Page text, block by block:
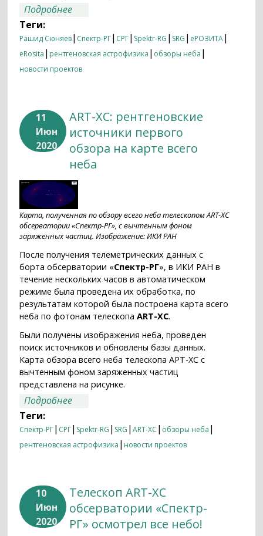
Подробнее
Теги:
Рашид Сюняев| Спектр-РГ| СРГ| Spektr-RG | SRG | еРОЗИТА|
eRosita | рентгеновская астрофизика | обзоры неба |
новости проектов
11
Июн
2020
ART-XC: рентгеновские
источники первого
обзора на карте всего
неба
Карта, полученная по обзору всего неба телескопом ART-XC
обсерватории «Спектр-РГ», с вычтенным фоном
заряженных частиц. Изображение: ИКИ РАН
После получения телеметрических данных с
борта обсерватории «Спектр-РГ», в ИКИ РАН в
течение нескольких часов в автоматическом
режиме была проведена их обработка, по
результатам которой была построена карта всего
неба по фотонам телескопаART-XC.
Были получены изображения неба, проведен
поиск источников и обновлены базы данных.
Карта обзора всего неба телескопа АРТ-XC с
вычтенным фоном заряженных частиц
представлена на рисунке.
Подробнее
Теги:
Спектр-РГ| СРГ| Spektr-RG | SRG |ART-XC | обзоры неба |
рентгеновская астрофизика | новости проектов
10
Июн
2020
Телескоп ART-XC
обсерватории «Спектр-
РГ» осмотрел все небо!